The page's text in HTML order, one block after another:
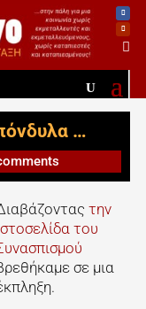

…
την
του
σε μια